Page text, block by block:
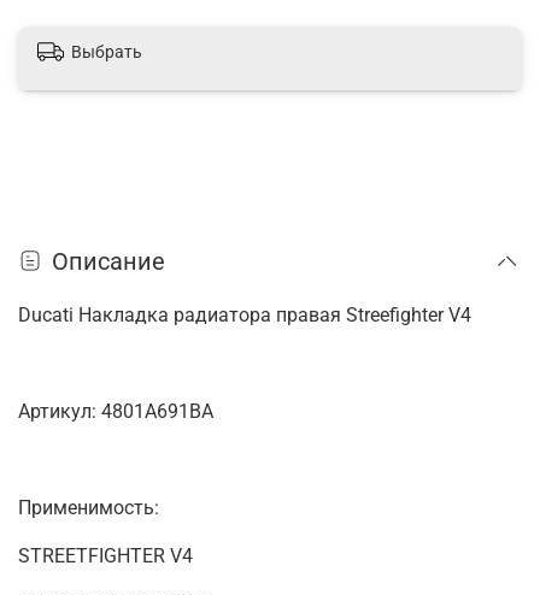
Выбрать
Описание
Ducati Накладка радиатора правая Streefighter V4
Артикул: 4801A691BA
Применимость:
STREETFIGHTER V4